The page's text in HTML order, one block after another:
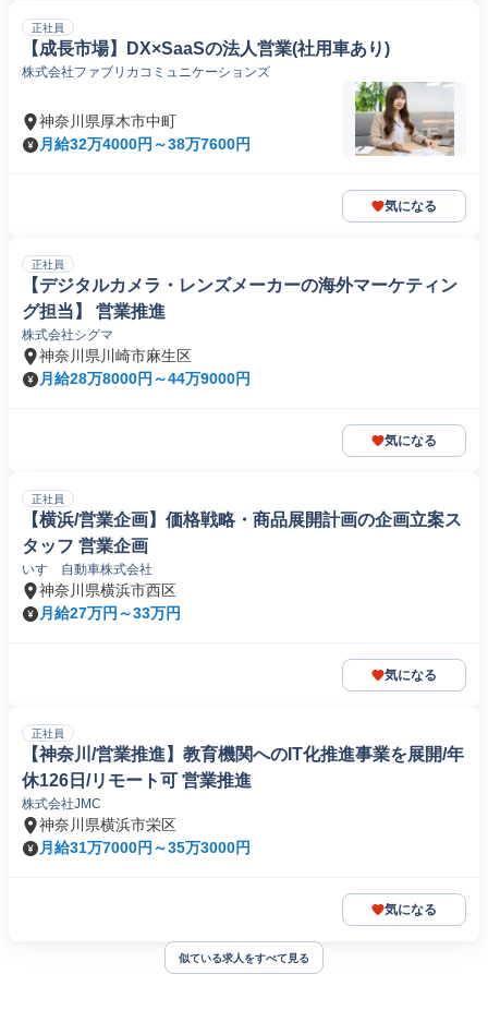
正社員
【成長市場】DX×SaaSの法人営業(社用車あり)
株式会社ファブリカコミュニケーションズ
神奈川県厚木市中町
月給32万4000円～38万7600円
気になる
正社員
【デジタルカメラ・レンズメーカーの海外マーケティン
グ担当】 営業推進
株式会社シグマ
神奈川県川崎市麻生区
月給28万8000円～44万9000円
気になる
正社員
【横浜/営業企画】価格戦略・商品展開計画の企画立案ス
タッフ 営業企画
いすゞ自動車株式会社
神奈川県横浜市西区
月給27万円～33万円
気になる
正社員
【神奈川/営業推進】教育機関へのIT化推進事業を展開/年
休126日/リモート可 営業推進
株式会社JMC
神奈川県横浜市栄区
月給31万7000円～35万3000円
気になる
似ている求人をすべて見る